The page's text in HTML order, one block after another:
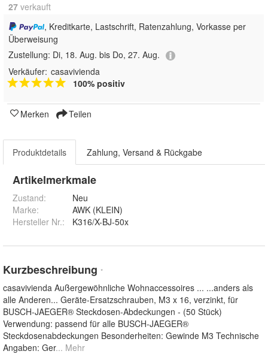
27 verkauft
, Kreditkarte, Lastschrift, Ratenzahlung, Vorkasse per
Überweisung
Zustellung: Di, 18. Aug. bis Do, 27. Aug.
Verkäufer: casavivienda
100% positiv
Merken Teilen
Produktdetails Zahlung, Versand & Rückgabe
Artikelmerkmale
Zustand:
Neu
Marke:
AWK (KLEIN)
Hersteller Nr.:
K316/X-BJ-50x
Kurzbeschreibung *
casavivienda Außergewöhnliche Wohnaccessoires ... ...anders als
alle Anderen... Geräte-Ersatzschrauben, M3 x 16, verzinkt, für
BUSCH-JAEGER® Steckdosen-Abdeckungen - (50 Stück)
Verwendung: passend für alle BUSCH-JAEGER®
Steckdosenabdeckungen Besonderheiten: Gewinde M3 Technische
Angaben: Ger... Mehr